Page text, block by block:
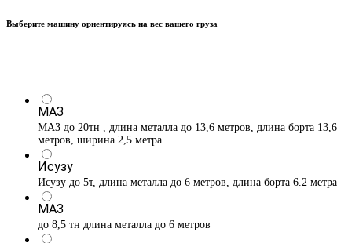
Выберите машину ориентируясь на вес вашего груза
МАЗ
МАЗ до 20тн , длина металла до 13,6 метров, длина борта 13,6
метров, ширина 2,5 метра
Исузу
Исузу до 5т, длина металла до 6 метров, длина борта 6.2 метра
МАЗ
до 8,5 тн длина металла до 6 метров